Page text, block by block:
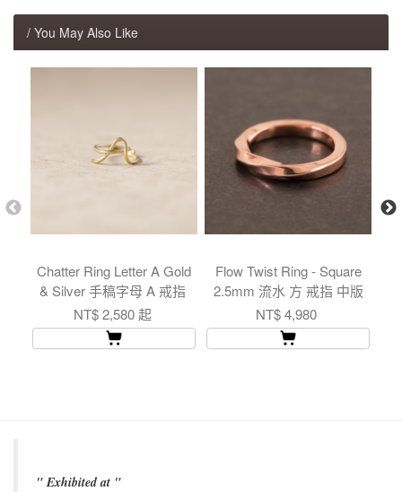
/ You May Also Like
Chatter Ring Letter A Gold
& Silver 手稿字母 A 戒指
NT$ 2,580 起
Flow Twist Ring - Square
2.5mm 流水 方 戒指 中版
NT$ 4,980
" Exhibited at "